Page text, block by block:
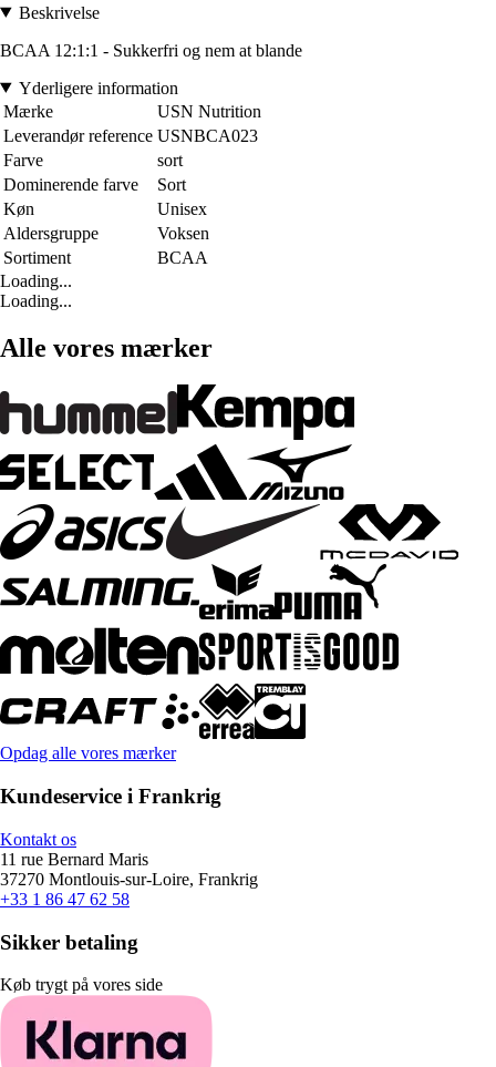
Beskrivelse
BCAA 12:1:1 - Sukkerfri og nem at blande
Yderligere information
Mærke
USN Nutrition
Leverandør reference USNBCA023
Farve
sort
Dominerende farve
Sort
Køn
Unisex
Aldersgruppe
Voksen
Sortiment
BCAA
Loading...
Loading...
Alle vores mærker
Opdag alle vores mærker
Kundeservice i Frankrig
Kontakt os
11 rue Bernard Maris
37270 Montlouis-sur-Loire, Frankrig
+33 1 86 47 62 58
Sikker betaling
Køb trygt på vores side